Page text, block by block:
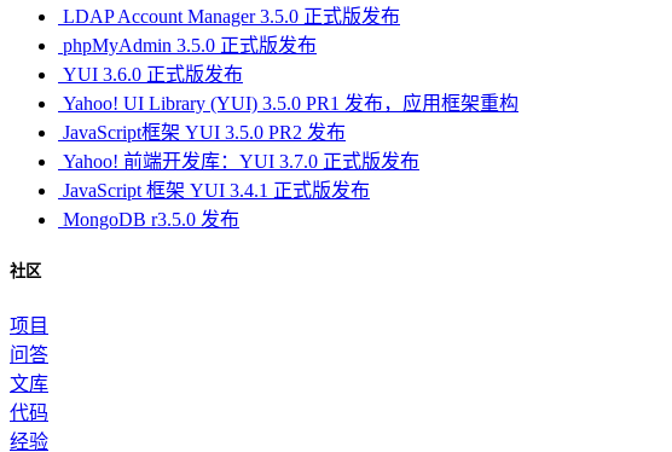
LDAP Account Manager 3.5.0 正式版发布
phpMyAdmin 3.5.0 正式版发布
YUI 3.6.0 正式版发布
Yahoo! UI Library (YUI) 3.5.0 PR1 发布，应用框架重构
JavaScript框架 YUI 3.5.0 PR2 发布
Yahoo! 前端开发库：YUI 3.7.0 正式版发布
JavaScript 框架 YUI 3.4.1 正式版发布
MongoDB r3.5.0 发布
社区
项目
问答
文库
代码
经验